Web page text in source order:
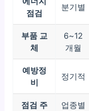
점검
분기별
부품 교
체
6~12
개월
예방정
비
정기적
점검 주
업종별